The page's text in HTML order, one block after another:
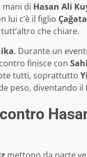
mani di Hasan Ali
lui c’è il figlio
che chiare.
. Durante un
finisce con
tutti, soprattutto
peso, diventando